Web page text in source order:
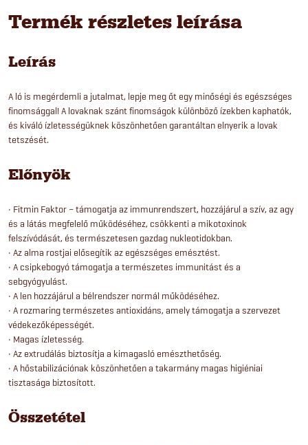
Termék részletes leírása
Leírás
A ló is megérdemli a jutalmat, lepje meg őt egy minőségi és egészséges
finomsággal! A lovaknak szánt finomságok különböző ízekben kaphatók,
és kiváló ízletességüknek köszönhetően garantáltan elnyerik a lovak
tetszését.
Előnyök
• Fitmin Faktor – támogatja az immunrendszert, hozzájárul a szív, az agy
és a látás megfelelő működéséhez, csökkenti a mikotoxinok
felszívódását, és természetesen gazdag nukleotidokban.
• Az alma rostjai elősegítik az egészséges emésztést.
• A csipkebogyó támogatja a természetes immunitást és a
sebgyógyulást.
• A len hozzájárul a bélrendszer normál működéséhez.
• A rozmaring természetes antioxidáns, amely támogatja a szervezet
védekezőképességét.
• Magas ízletesség.
• Az extrudálás biztosítja a kimagasló emészthetőség.
• A hőstabilizációnak köszönhetően a takarmány magas higiéniai
tisztasága biztosított.
Összetétel